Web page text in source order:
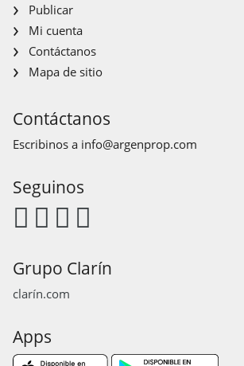
Publicar
Mi cuenta
Contáctanos
Mapa de sitio
Contáctanos
Escribinos a info@argenprop.com
Seguinos
Grupo Clarín
clarín.com
Apps